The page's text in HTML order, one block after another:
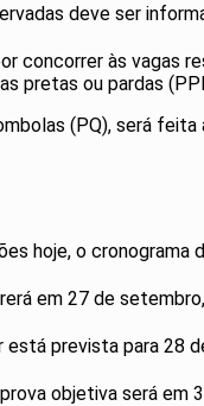
deve ser
concorrer às vagas
pretas ou pardas
(PQ), será
hoje, o
em 27 de
está prevista para 28
objetiva será em